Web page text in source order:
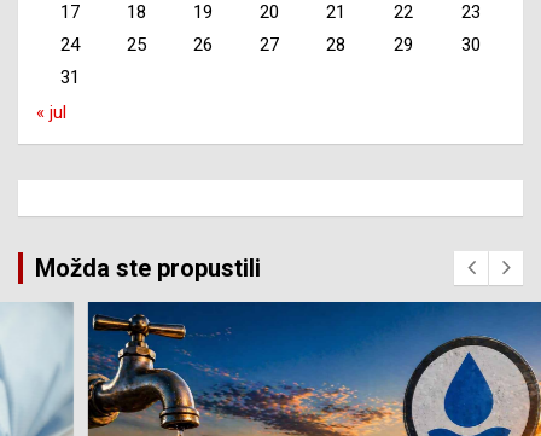
17
18 19 20 21 22
23
24
25 26 27 28 29
30
31
« jul
Možda ste propustili